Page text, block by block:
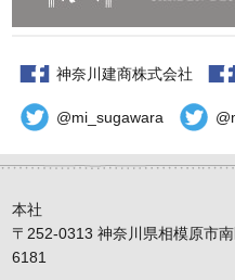
神奈川建商株式会社
@mi_sugawara
本社
〒252-0313 神奈川県相模原市
6181